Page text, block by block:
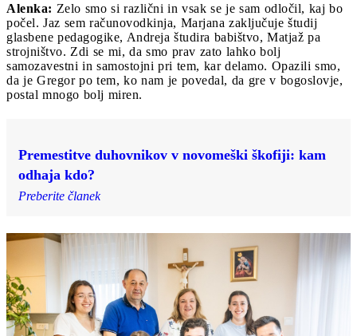
Alenka: Zelo smo si različni in vsak se je sam odločil, kaj bo
počel. Jaz sem računovodkinja, Marjana zaključuje študij
glasbene pedagogike, Andreja študira babištvo, Matjaž pa
strojništvo. Zdi se mi, da smo prav zato lahko bolj
samozavestni in samostojni pri tem, kar delamo. Opazili smo,
da je Gregor po tem, ko nam je povedal, da gre v bogoslovje,
postal mnogo bolj miren.
Premestitve duhovnikov v novomeški škofiji: kam
odhaja kdo?
Preberite članek